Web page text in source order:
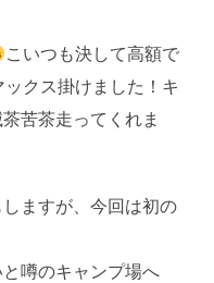
こいつも決して高額で
クス掛けました！キ
苦茶走ってくれま
ますが、今回は初の
噂のキャンプ場へ